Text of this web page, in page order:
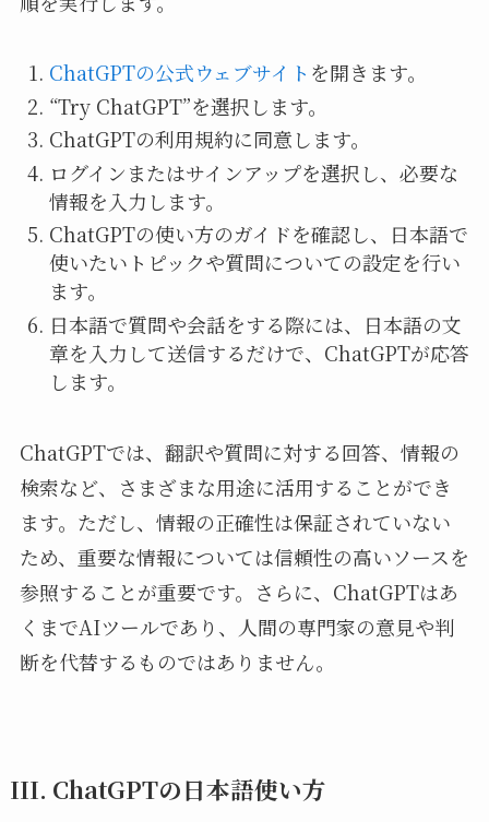
ChatGPTの公式ウェブサイト を開きます。
“Try ChatGPT”を選択します。
ChatGPTの利用規約に同意します。
ログインまたはサインアップを選択し、必要な
情報を入力します。
ChatGPTの使い方のガイドを確認し、日本語で
使いたいトピックや質問についての設定を行い
ます。
日本語で質問や会話をする際には、日本語の文
章を入力して送信するだけで、ChatGPTが応答
します。
ChatGPTでは、翻訳や質問に対する回答、情報の
検索など、さまざまな用途に活用することができ
ます。ただし、情報の正確性は保証されていない
ため、重要な情報については信頼性の高いソースを
参照することが重要です。さらに、ChatGPTはあ
くまでAIツールであり、人間の専門家の意見や判
断を代替するものではありません。
III. ChatGPTの日本語使い方